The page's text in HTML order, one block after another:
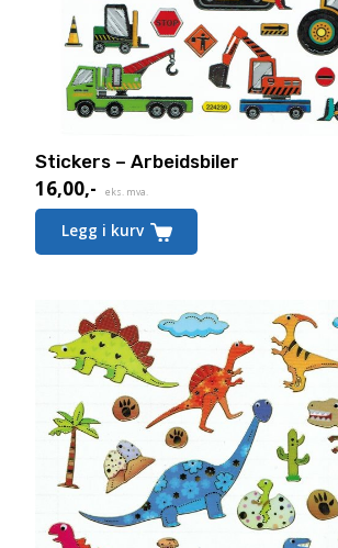
Stickers – Arbeidsbiler
16,00,- eks. mva.
Legg i kurv